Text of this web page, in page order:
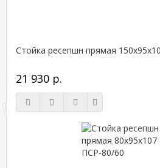
Стойка ресепшн прямая
21 930 р.